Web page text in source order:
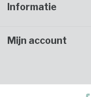
Informatie
Mijn account